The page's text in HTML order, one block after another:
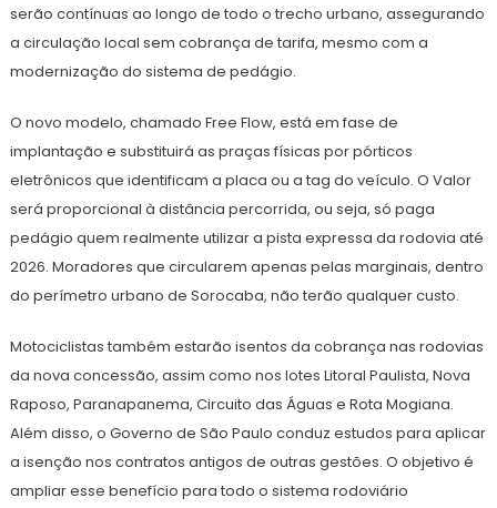
serão contínuas ao longo de todo o trecho urbano, assegurando
a circulação local sem cobrança de tarifa, mesmo com a
modernização do sistema de pedágio.
O novo modelo, chamado Free Flow, está em fase de
implantação e substituirá as praças físicas por pórticos
eletrônicos que identificam a placa ou a tag do veículo. O Valor
será proporcional à distância percorrida, ou seja, só paga
pedágio quem realmente utilizar a pista expressa da rodovia até
2026. Moradores que circularem apenas pelas marginais, dentro
do perímetro urbano de Sorocaba, não terão qualquer custo.
Motociclistas também estarão isentos da cobrança nas rodovias
da nova concessão, assim como nos lotes Litoral Paulista, Nova
Raposo, Paranapanema, Circuito das Águas e Rota Mogiana.
Além disso, o Governo de São Paulo conduz estudos para aplicar
a isenção nos contratos antigos de outras gestões. O objetivo é
ampliar esse benefício para todo o sistema rodoviário